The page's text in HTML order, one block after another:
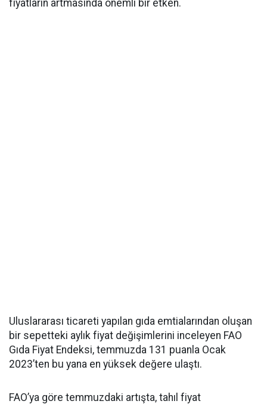
fiyatların artmasında önemli bir etken.
Uluslararası ticareti yapılan gıda emtialarından oluşan
bir sepetteki aylık fiyat değişimlerini inceleyen FAO
Gıda Fiyat Endeksi, temmuzda 131 puanla Ocak
2023’ten bu yana en yüksek değere ulaştı.
FAO’ya göre temmuzdaki artışta, tahıl fiyat